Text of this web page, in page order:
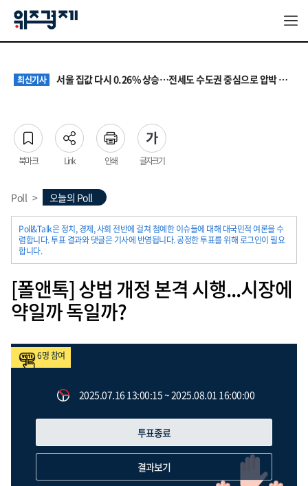
최신기사 서울 집값 다시 0.26% 상승…전세도 수도권 중심으로 압박 커져
최신기사 원·하청 교섭 갈등에 안전 지원 위축까지… 노란봉투법 불확실성 해법은
최신기사 청소년 혐오 표현, '처벌과 낙인'에서 '교양과 상식'으로
북마크 Link 인쇄 글자크기
Poll > 오늘의 Poll
Poll&Talk은 정치, 경제, 사회 전반에 걸쳐 첨예한 이슈들에 대해 대국민적 여론을 수
렴합니다. 투표 결과와 댓글은 기사에 반영됩니다. 공정한 투표를 위해 로그인이 필요
합니다.
[폴앤톡] 상법 개정 본격 시행...시장에
약일까 독일까?
6명 참여
2025.07.16 13:00:15 ~ 2025.08.01 16:00:00
투표종료
결과보기